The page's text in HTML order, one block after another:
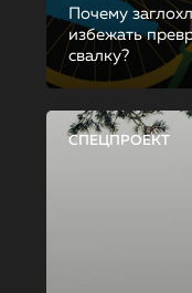
Почему
избежать
свалку?
СПЕЦПРОЕКТ